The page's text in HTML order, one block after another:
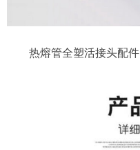
热熔管全塑活接头配件